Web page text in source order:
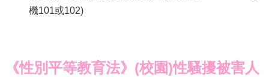
機101或102)
《性別平等教育法》(校園)性騷擾被害人